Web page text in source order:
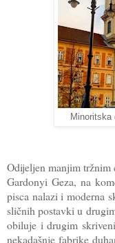
Odijeljen manjim tržnim
Gardonyi Geza, na
pisca nalazi i moderna
sličnih postavki u
obiluje i drugim
nekadašnje fabrike